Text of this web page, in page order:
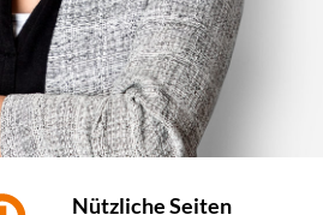
Nützliche Seiten